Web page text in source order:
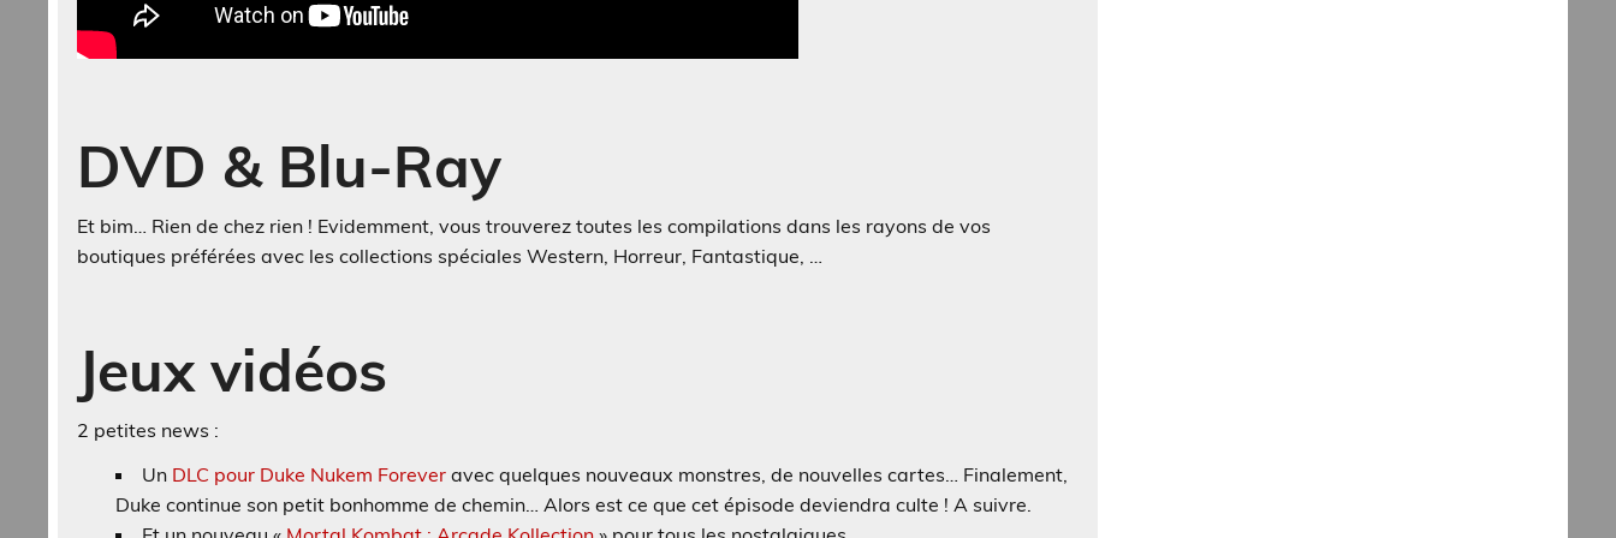
DVD & Blu-Ray
Et bim… Rien de chez rien ! Evidemment, vous trouverez toutes les compilations dans les rayons de vos
boutiques préférées avec les collections spéciales Western, Horreur, Fantastique, …
Jeux vidéos
2 petites news :
Un DLC pour Duke Nukem Forever avec quelques nouveaux monstres, de nouvelles cartes… Finalement,
Duke continue son petit bonhomme de chemin… Alors est ce que cet épisode deviendra culte ! A suivre.